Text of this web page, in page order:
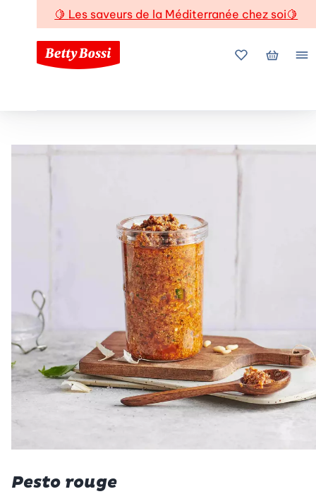
🍋 Les saveurs de la Méditerranée chez soi🍋
Mes favoris
Mon
Pesto rouge